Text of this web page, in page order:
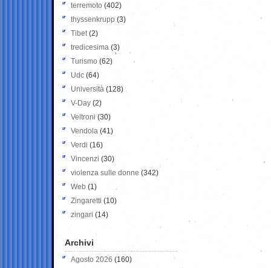
terremoto (402)
thyssenkrupp (3)
Tibet(2)
tredicesima (3)
Turismo (62)
Udc (64)
Università (128)
V-Day (2)
Veltroni (30)
Vendola (41)
Verdi (16)
Vincenzi (30)
violenza sulle donne (342)
Web (1)
Zingaretti (10)
zingari (14)
Archivi
Agosto 2026 (160)